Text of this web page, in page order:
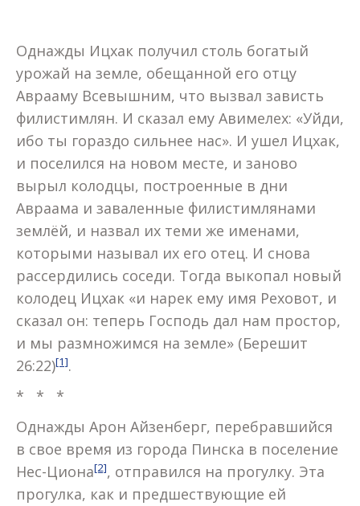
Однажды Ицхак получил столь богатый
урожай на земле, обещанной его отцу
Аврааму Всевышним, что вызвал зависть
филистимлян. И сказал ему Авимелех: «Уйди,
ибо ты гораздо сильнее нас». И ушел Ицхак,
и поселился на новом месте, и заново
вырыл колодцы, построенные в дни
Авраама и заваленные филистимлянами
землёй, и назвал их теми же именами,
которыми называл их его отец. И снова
рассердились соседи. Тогда выкопал новый
колодец Ицхак «и нарек ему имя Реховот, и
сказал он: теперь Господь дал нам простор,
и мы размножимся на земле» (Берешит
26:22)[1].
* * *
Однажды Арон Айзенберг, перебравшийся
в свое время из города Пинска в поселение
Нес-Циона[2], отправился на прогулку. Эта
прогулка, как и предшествующие ей